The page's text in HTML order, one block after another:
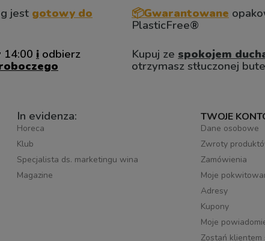
jest gotowy do
14:00 i odbierz
📦Gwarantowane
PlasticFree®
Kupuj ze spokojem
otrzymasz stłuczonej
In evidenza:
Horeca
Klub
Specjalista ds. marketingu wina
Magazine
TWOJE
Dane osobowe
Zwroty
Zamówienia
Moje
Adresy
Kupony
Moje
Zostań klientem